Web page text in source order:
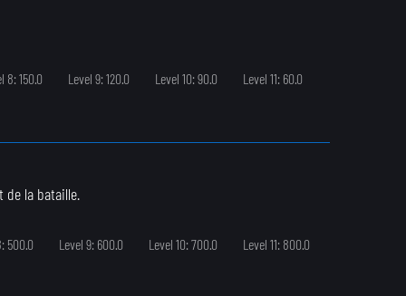
8: 150.0 Level 9: 120.0 Level 10: 90.0
Level 11: 60.0
la bataille.
500.0 Level 9: 600.0 Level 10: 700.0
Level 11: 800.0